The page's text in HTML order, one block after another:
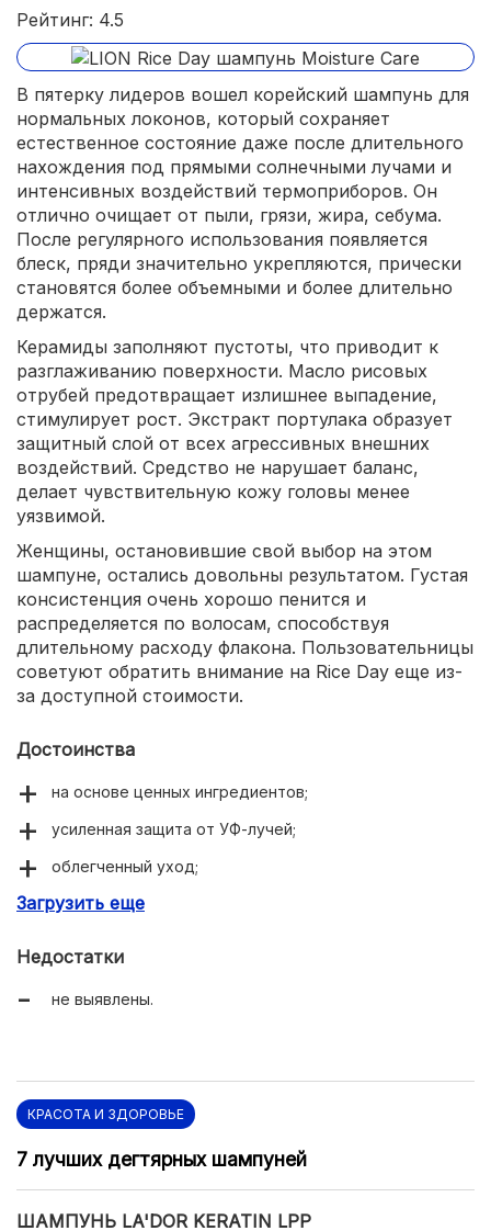
Рейтинг: 4.5
В пятерку лидеров вошел корейский шампунь для
нормальных локонов, который сохраняет
естественное состояние даже после длительного
нахождения под прямыми солнечными лучами и
интенсивных воздействий термоприборов. Он
отлично очищает от пыли, грязи, жира, себума.
После регулярного использования появляется
блеск, пряди значительно укрепляются, прически
становятся более объемными и более длительно
держатся.
Керамиды заполняют пустоты, что приводит к
разглаживанию поверхности. Масло рисовых
отрубей предотвращает излишнее выпадение,
стимулирует рост. Экстракт портулака образует
защитный слой от всех агрессивных внешних
воздействий. Средство не нарушает баланс,
делает чувствительную кожу головы менее
уязвимой.
Женщины, остановившие свой выбор на этом
шампуне, остались довольны результатом. Густая
консистенция очень хорошо пенится и
распределяется по волосам, способствуя
длительному расходу флакона. Пользовательницы
советуют обратить внимание на Rice Day еще из-
за доступной стоимости.
Достоинства
на основе ценных ингредиентов;
усиленная защита от УФ-лучей;
облегченный уход;
активный увлажняющий комплекс;
Загрузить еще
Недостатки
не выявлены.
КРАСОТА И ЗДОРОВЬЕ
7 лучших дегтярных шампуней
ШАМПУНЬ LA'DOR KERATIN LPP